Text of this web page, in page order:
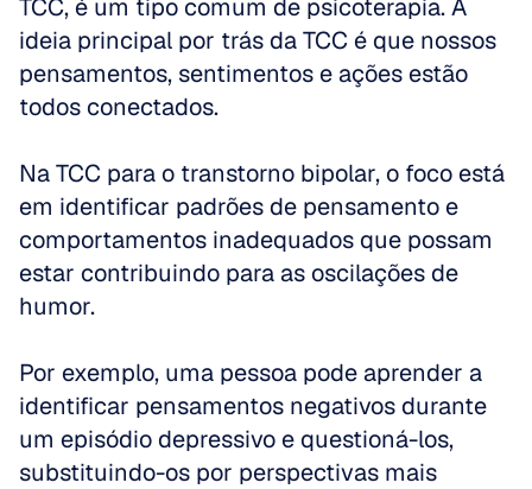
TCC, é um tipo comum de psicoterapia. A
ideia principal por trás da TCC é que nossos
pensamentos, sentimentos e ações estão
todos conectados.
Na TCC para o transtorno bipolar, o foco está
em identificar padrões de pensamento e
comportamentos inadequados que possam
estar contribuindo para as oscilações de
humor.
Por exemplo, uma pessoa pode aprender a
identificar pensamentos negativos durante
um episódio depressivo e questioná-los,
substituindo-os por perspectivas mais